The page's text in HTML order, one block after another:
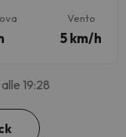
Vento
5 km/h
19:28